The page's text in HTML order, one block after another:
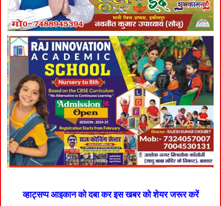
व्हाट्सप्प आइकान को दबा कर इस खबर को शेयर जरूर करें